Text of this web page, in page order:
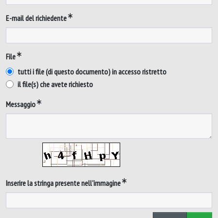
E-mail del richiedente
File
tutti i file (di questo documento) in accesso ristretto
il file(s) che avete richiesto
Messaggio
Inserire la stringa presente nell'immagine